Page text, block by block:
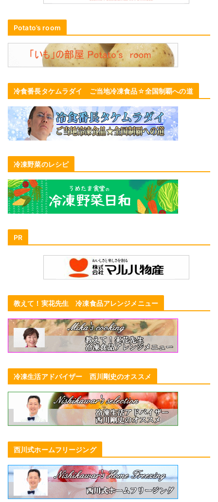
Potato’s room
冷食番長タケムラダイ ご当地冷凍食品☆全国制覇への道
冷凍野菜のレシピ
PR
教えて！実花先生 冷凍食品アレンジメニュー
冷凍生活アドバイザー 西川剛史のオススメ
西川式ホームフリージング